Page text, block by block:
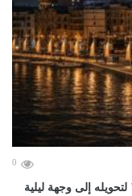
0
إلى وجهة ليلية